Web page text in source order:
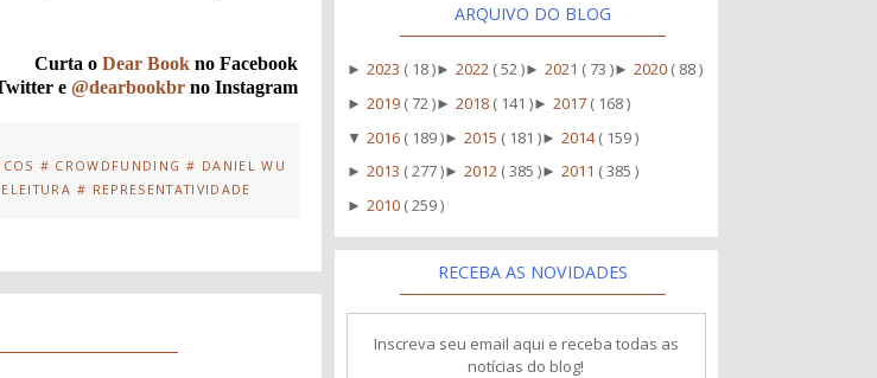
Curta oDear Book no Facebook
e @dearbookbr no Instagram
# CROWDFUNDING # DANIEL WU
# REPRESENTATIVIDADE
ARQUIVO DO BLOG
►2023 ( 18 )►2022 ( 52 )►2021 ( 73 )►2020 ( 88 )
►2019 ( 72 )►2018 ( 141 )►2017 ( 168 )
▼2016 ( 189 )►2015 ( 181 )►2014( 159 )
►2013 ( 277 )►2012 ( 385 )►2011 ( 385 )
►2010 ( 259 )
RECEBA AS NOVIDADES
Inscreva seu email aqui e receba todas as
notícias do blog!